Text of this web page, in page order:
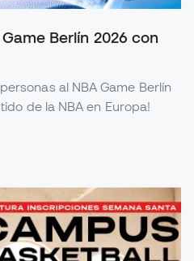
Berlín 2026 con
al NBA Game Berlín
de la NBA en Europa!